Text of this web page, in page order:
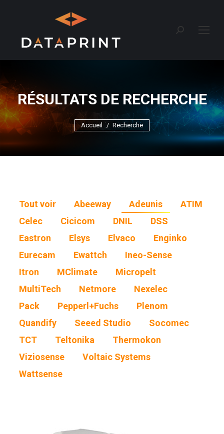
Recherche
RÉSULTATS DE RECHERCHE
Vous êtes ici :
Accueil Recherche
Tout voir Abeeway Adeunis
ATIM
Celec
Cicicom DNIL
DSS
Eastron
Elsys Elvaco
Enginko
Eurecam
Ewattch
Ineo-Sense
Itron
MClimate
Micropelt
MultiTech
Netmore
Nexelec
Pack
Pepperl+Fuchs
Plenom
Quandify
Seeed Studio
Socomec
TCT
Teltonika
Thermokon
Viziosense
Voltaic Systems
Wattsense